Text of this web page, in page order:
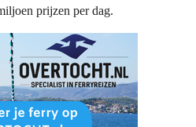
prijzen per dag.